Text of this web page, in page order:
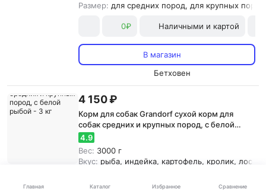
Главная Каталог Избранное Сравнение
Размер: для средних пород, для крупных пород
0₽ Наличными и картой
В магазин
Бетховен
4 150 ₽
Корм для собак Grandorf сухой корм для
собак средних и крупных пород, с белой
рыбой - 3 кг
4.9
Вес: 3000 г
Вкус: рыба, индейка, картофель, кролик,
Особенности:
гипоаллергенный